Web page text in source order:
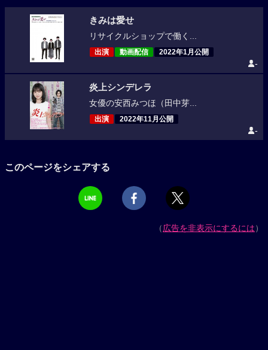
きみは愛せ
リサイクルショップで働く...
出演 動画配信 2022年1月公開
-
炎上シンデレラ
女優の安西みつほ（田中芽...
出演 2022年11月公開
-
このページをシェアする
（広告を非表示にするには）